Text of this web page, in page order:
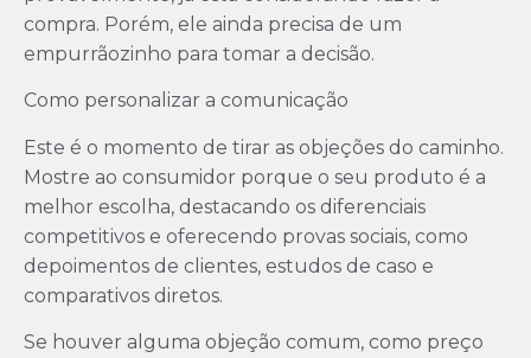
compra. Porém, ele ainda precisa de um
empurrãozinho para tomar a decisão.
Como personalizar a comunicação
Este é o momento de tirar as objeções do caminho.
Mostre ao consumidor porque o seu produto é a
melhor escolha, destacando os diferenciais
competitivos e oferecendo provas sociais, como
depoimentos de clientes, estudos de caso e
comparativos diretos.
Se houver alguma objeção comum, como preço